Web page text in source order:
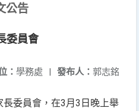
公告
委員會
發布人： 郭志銘
： 學務處 |
委員會，在3月3日晚上舉